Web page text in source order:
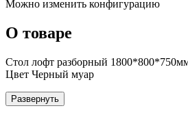
Можно изменить конфигурацию
О товаре
Стол лофт разборный
Цвет Черный муар
Развернуть